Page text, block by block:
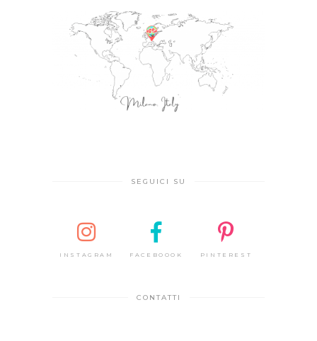
SEGUICI SU
INSTAGRAM FACEBOOOK PINTEREST
CONTATTI